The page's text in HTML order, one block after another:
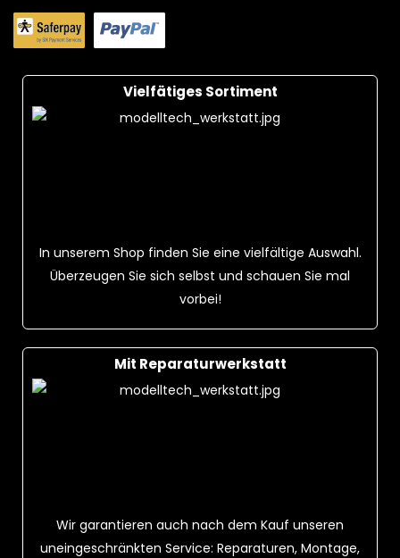
Vielfätiges Sortiment
In unserem Shop finden Sie eine vielfältige Auswahl.
Überzeugen Sie sich selbst und schauen Sie mal
vorbei!
Mit Reparaturwerkstatt
Wir garantieren auch nach dem Kauf unseren
uneingeschränkten Service: Reparaturen, Montage,